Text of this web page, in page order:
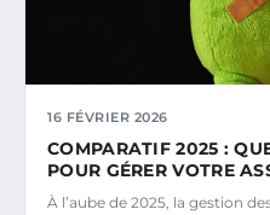
16 FÉVRIER 2026
COMPARATIF 2025 :
POUR GÉRER VOTRE
À l’aube de 2025, la gestion